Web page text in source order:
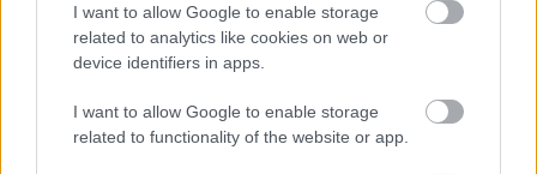
I want to allow Google to enable storage
related to analytics like cookies on web or
device identifiers in apps.
I want to allow Google to enable storage
related to functionality of the website or app.
Falatok